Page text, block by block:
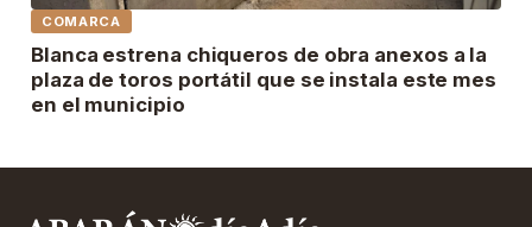
COMARCA
Blanca estrena chiqueros de obra anexos a la
plaza de toros portátil que se instala este mes
en el municipio